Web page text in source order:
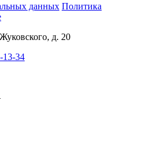
данных Политика
д. 20
13-34